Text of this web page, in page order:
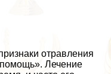
отравления
Лечение